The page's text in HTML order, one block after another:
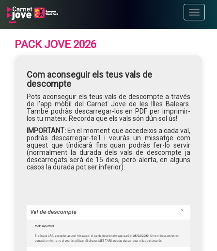
Toggle
PACK JOVE 2026
Com aconseguir els teus vals de
descompte
Pots aconseguir els teus vals de descompte a través
de l'app mòbil del Carnet Jove de les Illes Balears.
També podràs descarregar-los en PDF per imprimir-
los tu mateix. Recorda que els vals són dún sol ús!
IMPORTANT: En el moment que accedeixis a cada val,
podràs descarregar-te'l i veuràs un missatge com
aquest que tíndicarà fins quan podràs fer-lo servir
(normalment la durada dels vals de descompte ja
descarregats serà de 15 dies, però alerta, en alguns
casos la durada pot ser inferior).